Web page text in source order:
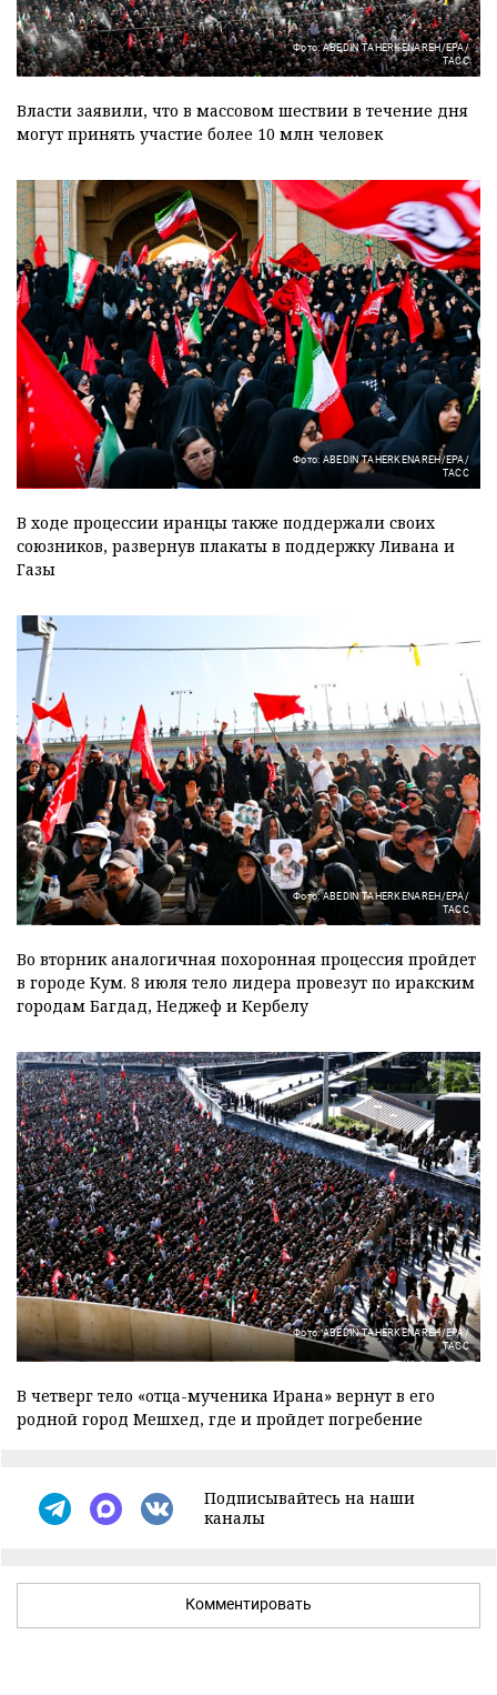
Фото: ABEDIN TAHERKENAREH/EPA/
ТАСС
Власти заявили, что в массовом шествии в течение дня
могут принять участие более 10 млн человек
Фото: ABEDIN TAHERKENAREH/EPA/
ТАСС
В ходе процессии иранцы также поддержали своих
союзников, развернув плакаты в поддержку Ливана и
Газы
Фото: ABEDIN TAHERKENAREH/EPA/
ТАСС
Во вторник аналогичная похоронная процессия пройдет
в городе Кум. 8 июля тело лидера провезут по иракским
городам Багдад, Неджеф и Кербелу
Фото: ABEDIN TAHERKENAREH/EPA/
ТАСС
В четверг тело «отца-мученика Ирана» вернут в его
родной город Мешхед, где и пройдет погребение
Подписывайтесь на наши
каналы
Комментировать